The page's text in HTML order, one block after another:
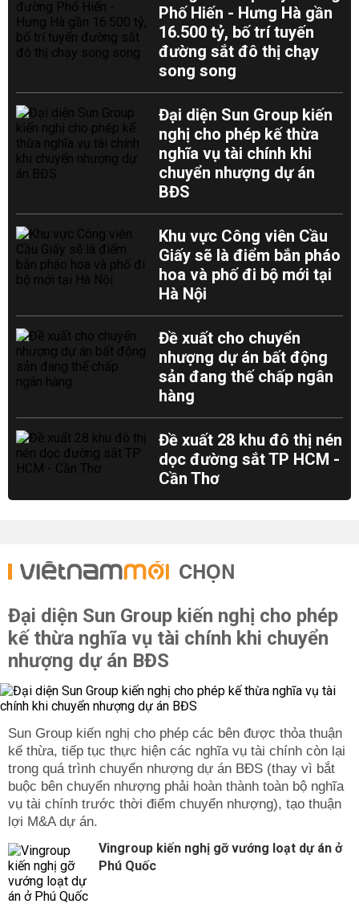
Phố Hiến - Hưng Hà gần
16.500 tỷ, bố trí tuyến
đường sắt đô thị chạy
song song
Đại diện Sun Group kiến
nghị cho phép kế thừa
nghĩa vụ tài chính khi
chuyển nhượng dự án
BĐS
Khu vực Công viên Cầu
Giấy sẽ là điểm bắn pháo
hoa và phố đi bộ mới tại
Hà Nội
Đề xuất cho chuyển
nhượng dự án bất động
sản đang thế chấp ngân
hàng
Đề xuất 28 khu đô thị nén
dọc đường sắt TP HCM -
Cần Thơ
CHỌN
Đại diện Sun Group kiến nghị cho phép
kế thừa nghĩa vụ tài chính khi chuyển
nhượng dự án BĐS
Sun Group kiến nghị cho phép các bên được thỏa thuận
kế thừa, tiếp tục thực hiện các nghĩa vụ tài chính còn lại
trong quá trình chuyển nhượng dự án BĐS (thay vì bắt
buộc bên chuyển nhượng phải hoàn thành toàn bộ nghĩa
vụ tài chính trước thời điểm chuyển nhượng), tạo thuận
lợi M&A dự án.
Vingroup kiến nghị gỡ vướng loạt dự án ở
Phú Quốc